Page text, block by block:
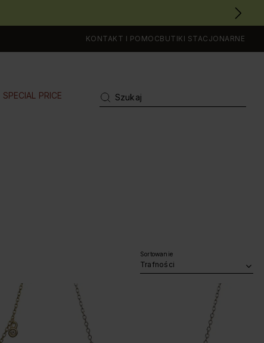
KONTAKT I POMOCBUTIKI STACJONARNE
SPECIAL PRICE
Sortowanie
Trafności